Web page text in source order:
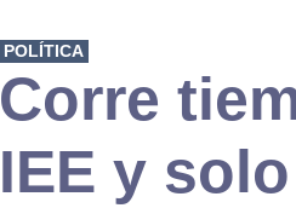
POLÍTICA
Corre
IEE y